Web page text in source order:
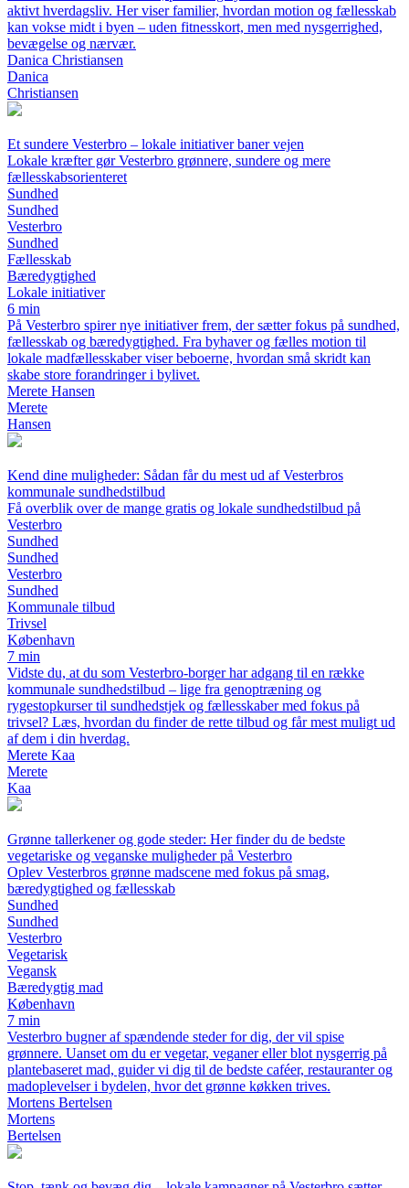
aktivt hverdagsliv. Her viser familier, hvordan motion og fællesskab
kan vokse midt i byen – uden fitnesskort, men med nysgerrighed,
bevægelse og nærvær.
Danica Christiansen
Danica
Christiansen
Et sundere Vesterbro – lokale initiativer baner vejen
Lokale kræfter gør Vesterbro grønnere, sundere og mere
fællesskabsorienteret
Sundhed
Sundhed
Vesterbro
Sundhed
Fællesskab
Bæredygtighed
Lokale initiativer
6 min
På Vesterbro spirer nye initiativer frem, der sætter fokus på sundhed,
fællesskab og bæredygtighed. Fra byhaver og fælles motion til
lokale madfællesskaber viser beboerne, hvordan små skridt kan
skabe store forandringer i bylivet.
Merete Hansen
Merete
Hansen
Kend dine muligheder: Sådan får du mest ud af Vesterbros
kommunale sundhedstilbud
Få overblik over de mange gratis og lokale sundhedstilbud på
Vesterbro
Sundhed
Sundhed
Vesterbro
Sundhed
Kommunale tilbud
Trivsel
København
7 min
Vidste du, at du som Vesterbro-borger har adgang til en række
kommunale sundhedstilbud – lige fra genoptræning og
rygestopkurser til sundhedstjek og fællesskaber med fokus på
trivsel? Læs, hvordan du finder de rette tilbud og får mest muligt ud
af dem i din hverdag.
Merete Kaa
Merete
Kaa
Grønne tallerkener og gode steder: Her finder du de bedste
vegetariske og veganske muligheder på Vesterbro
Oplev Vesterbros grønne madscene med fokus på smag,
bæredygtighed og fællesskab
Sundhed
Sundhed
Vesterbro
Vegetarisk
Vegansk
Bæredygtig mad
København
7 min
Vesterbro bugner af spændende steder for dig, der vil spise
grønnere. Uanset om du er vegetar, veganer eller blot nysgerrig på
plantebaseret mad, guider vi dig til de bedste caféer, restauranter og
madoplevelser i bydelen, hvor det grønne køkken trives.
Mortens Bertelsen
Mortens
Bertelsen